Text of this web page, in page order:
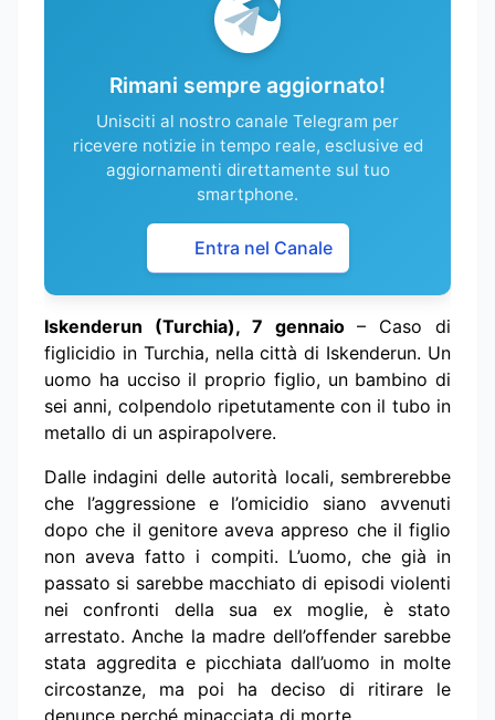
Rimani sempre aggiornato!
Unisciti al nostro canale Telegram per
ricevere notizie in tempo reale, esclusive ed
aggiornamenti direttamente sul tuo
smartphone.
Entra nel Canale
Iskenderun (Turchia), 7 gennaio– Caso di
figlicidio in Turchia, nella città di Iskenderun. Un
uomo ha ucciso il proprio figlio, un bambino di
sei anni, colpendolo ripetutamente con il tubo in
metallo di un aspirapolvere.
Dalle indagini delle autorità locali, sembrerebbe
che l’aggressione e l’omicidio siano avvenuti
dopo che il genitore aveva appreso che il figlio
non aveva fatto i compiti. L’uomo, che già in
passato si sarebbe macchiato di episodi violenti
nei confronti della sua ex moglie, è stato
arrestato. Anche la madre dell’offender sarebbe
stata aggredita e picchiata dall’uomo in molte
circostanze, ma poi ha deciso di ritirare le
denunce perché minacciata di morte.